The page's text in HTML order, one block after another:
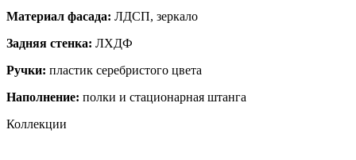
Материал фасада: ЛДСП, зеркало
Задняя стенка: ЛХДФ
Ручки: пластик серебристого цвета
Наполнение: полки и стационарная штанга
Коллекции